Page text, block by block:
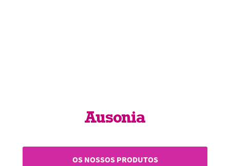
Ausonia
OS NOSSOS PRODUTOS